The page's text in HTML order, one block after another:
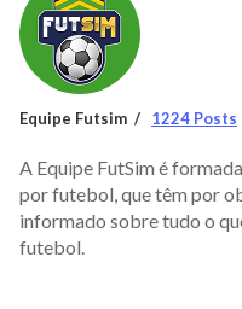
Equipe Futsim 1224 Posts
A Equipe FutSim é
por futebol, que têm por
informado sobre tudo o
futebol.